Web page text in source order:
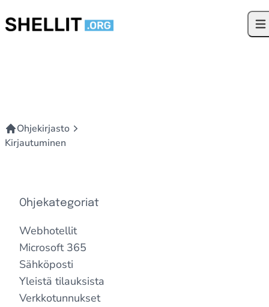
Ohjekirjasto
Kirjautuminen
Ohjekategoriat
Webhotellit
Microsoft 365
Sähköposti
Yleistä tilauksista
Verkkotunnukset